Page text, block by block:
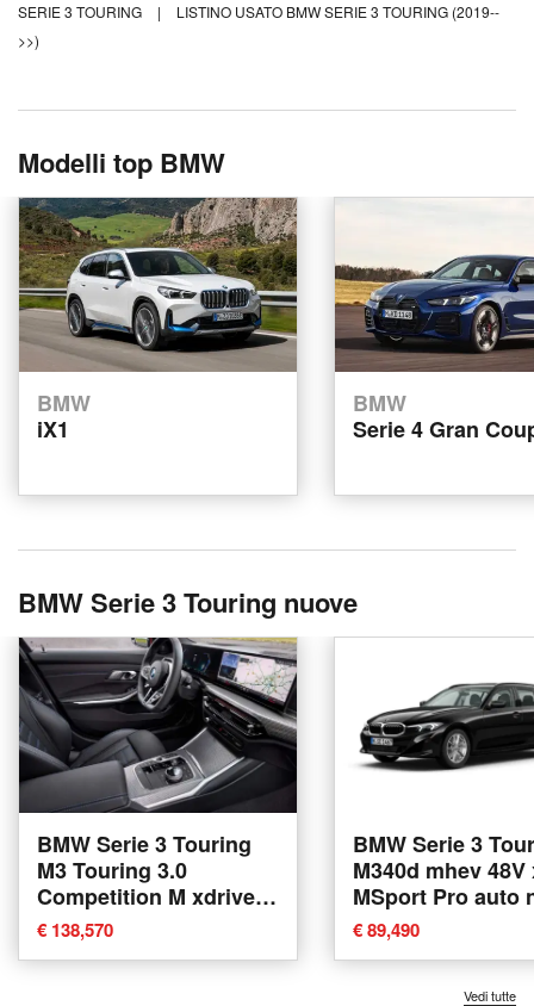
SERIE 3 TOURING
|
LISTINO USATO BMW SERIE 3 TOURING (2019--
>>)
Modelli top BMW
BMW
iX1
BMW
Serie 4 Gran
BMW Serie 3 Touring nuove
BMW Serie 3 Touring
M3 Touring 3.0
Competition M xdrive
auto nuova a Torino
€ 138,570
BMW Serie 3
M340d mhev 48V xdrive
MSport Pro auto
a Torino
€ 89,490
Vedi tutte